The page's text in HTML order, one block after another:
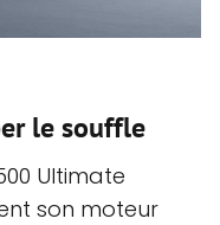
le souffle
Ultimate
son moteur